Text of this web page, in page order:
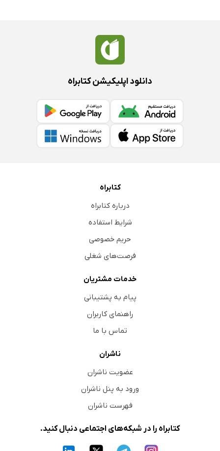
دانلود اپلیکیشن کتابراه
کتابراه
درباره کتابراه
شرایط استفاده
حریم خصوصی
فرصت‌های شغلی
خدمات مشتریان
پیام به پشتیبانی
راهنمای کاربران
تماس با ما
ناشران
عضویت ناشران
ورود به پنل ناشران
فهرست ناشران
کتابراه را در شبکه‌های اجتماعی دنبال کنید.